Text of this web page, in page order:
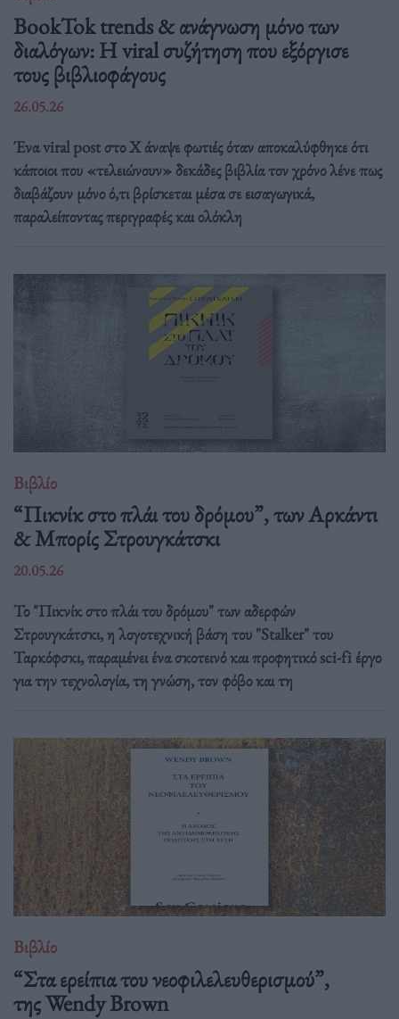
BookTok trends & ανάγνωση μόνο των
διαλόγων: Η viral συζήτηση που εξόργισε
τους βιβλιοφάγους
26.05.26
Ένα viral post στο X άναψε φωτιές όταν αποκαλύφθηκε ότι
κάποιοι που «τελειώνουν» δεκάδες βιβλία τον χρόνο λένε πως
διαβάζουν μόνο ό,τι βρίσκεται μέσα σε εισαγωγικά,
παραλείποντας περιγραφές και ολόκλη
Βιβλίο
“Πικνίκ στο πλάι του δρόμου”, των Αρκάντι
& Μπορίς Στρουγκάτσκι
20.05.26
Το "Πικνίκ στο πλάι του δρόμου" των αδερφών
Στρουγκάτσκι, η λογοτεχνική βάση του "Stalker" του
Ταρκόφσκι, παραμένει ένα σκοτεινό και προφητικό sci-fi έργο
για την τεχνολογία, τη γνώση, τον φόβο και τη
Βιβλίο
“Στα ερείπια του νεοφιλελευθερισμού”,
της Wendy Brown